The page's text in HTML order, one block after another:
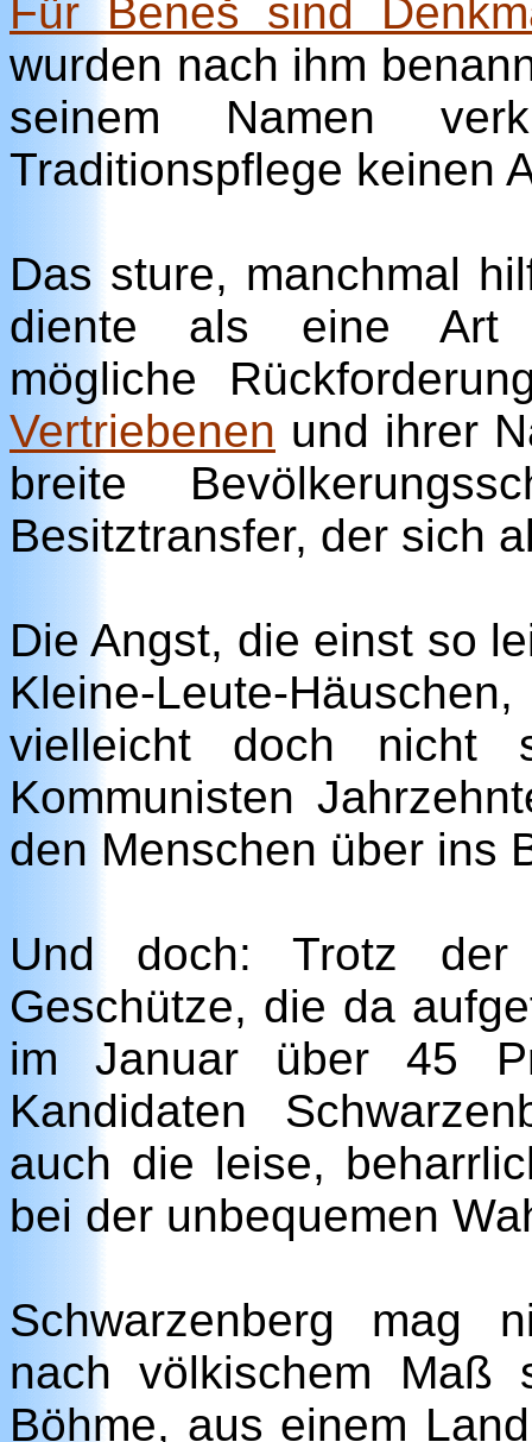
Für Beneš sind
wurden nach ihm
seinem Namen
Traditionspflege keinen
Das sture, manchmal
diente als eine Art
mögliche
Vertriebenen und ihrer
breite
Besitztransfer, der sich
Die Angst, die einst so
Kleine-Leute-
vielleicht doch nicht
Kommunisten
den Menschen über ins
Und doch: Trotz der
Geschütze, die da
im Januar über 45
Kandidaten
auch die leise,
bei der unbequemen
Schwarzenberg mag
nach völkischem
Böhme, aus einem